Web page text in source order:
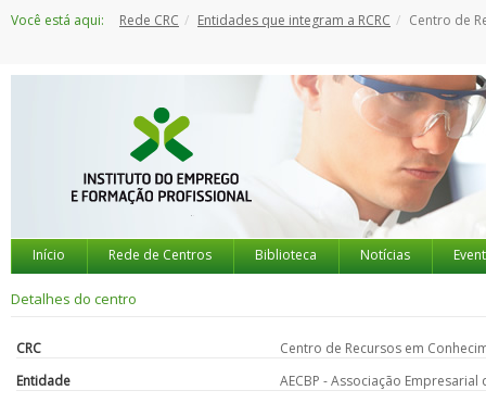
paraVocê está aqui: Rede CRC Entidades que integram a RCRC Centro de
Início Rede de Centros Biblioteca Notícias
Detalhes do centro
CRC
Centro de Recursos em
Entidade
AECBP - Associação